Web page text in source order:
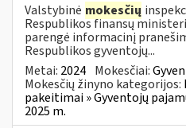
Valstybinė mokesčių
Respublikos finansų
parengė informacinį
Respublikos gyventojų...
Metai: 2024 Mokesčiai:
Mokesčių žinyno kategorijos:
pakeitimai » Gyventojų
2025 m.